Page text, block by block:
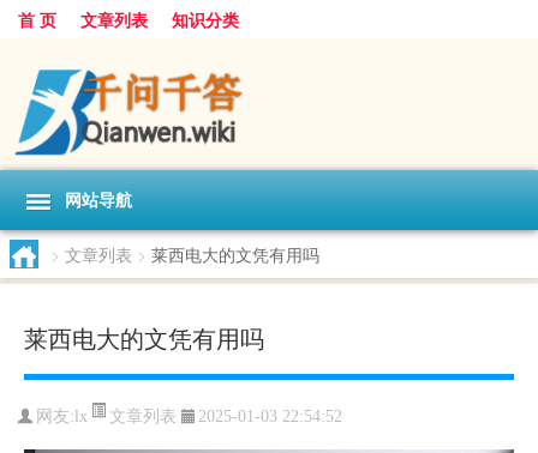
首 页 文章列表 知识分类
网站导航
> 文章列表 > 莱西电大的文凭有用吗
莱西电大的文凭有用吗
网友: lx 文章列表 2025-01-03 22:54:52